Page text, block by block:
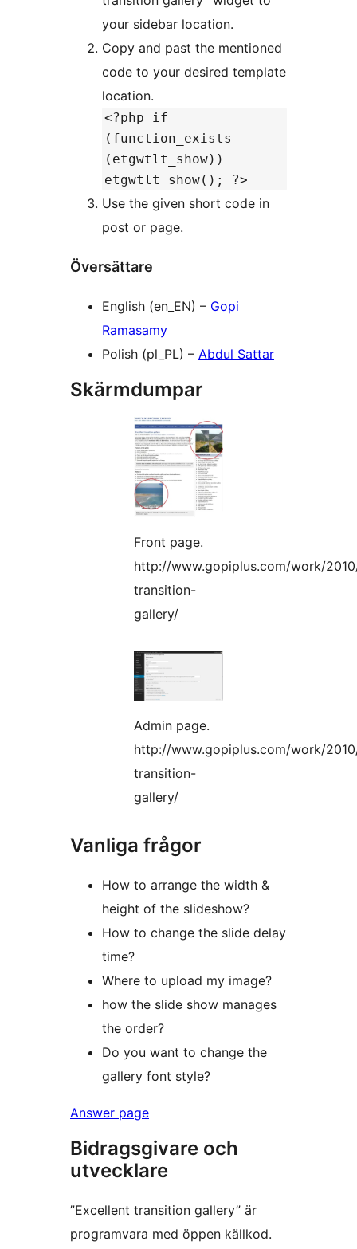
your sidebar location.
Copy and past the mentioned
code to your desired template
location.
<?php if
(function_exists
(etgwtlt_show))
etgwtlt_show(); ?>
Use the given short code in
post or page.
Översättare
English (en_EN) – Gopi
Ramasamy
Polish (pl_PL) – Abdul Sattar
Skärmdumpar
Front page.
http://www.gopiplus.com/work/
transition-
gallery/
Admin page.
http://www.gopiplus.com/work/
transition-
gallery/
Vanliga frågor
How to arrange the width &
height of the slideshow?
How to change the slide delay
time?
Where to upload my image?
how the slide show manages
the order?
Do you want to change the
gallery font style?
Answer page
Bidragsgivare och
utvecklare
”Excellent transition gallery” är
programvara med öppen källkod.